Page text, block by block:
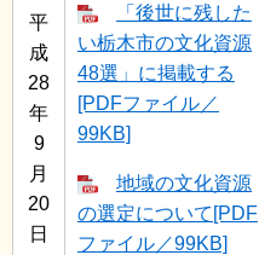
平
成
28
年
9
月
20
日
「後世に残した
い栃木市の文化資源
48選」に掲載する
[PDFファイル／
99KB]
地域の文化資源
の選定について[PDF
ファイル／99KB]